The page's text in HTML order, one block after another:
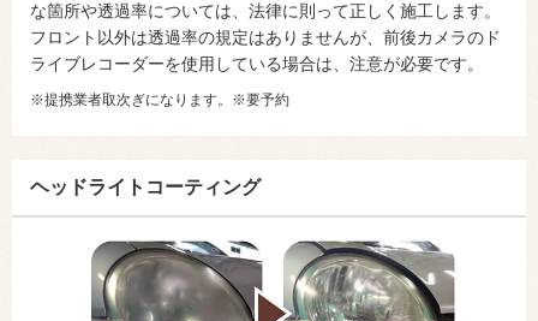
な箇所や透過率については、法律に則って正しく施工します。
フロント以外は透過率の規定はありませんが、前後カメラのド
ライブレコーダーを使用している場合は、注意が必要です。
※提携業者取次ぎになります。※要予約
ヘッドライトコーティング